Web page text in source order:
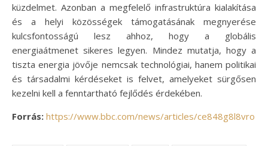
küzdelmet. Azonban a megfelelő infrastruktúra kialakítása
és a helyi közösségek támogatásának megnyerése
kulcsfontosságú lesz ahhoz, hogy a globális
energiaátmenet sikeres legyen. Mindez mutatja, hogy a
tiszta energia jövője nemcsak technológiai, hanem politikai
és társadalmi kérdéseket is felvet, amelyeket sürgősen
kezelni kell a fenntartható fejlődés érdekében.
Forrás: https://www.bbc.com/news/articles/ce848g8l8vro